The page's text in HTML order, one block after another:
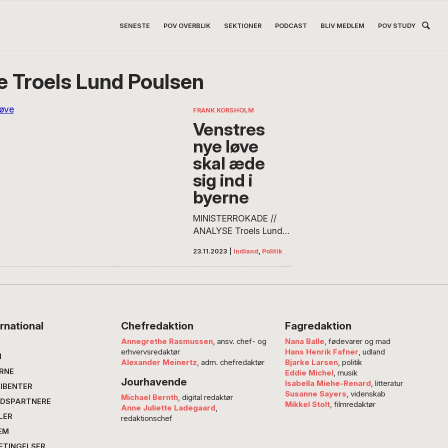
SENESTE POV OVERBLIK SEKTIONER PODCAST BLIV MEDLEM POV STUDY
Troels Lund Poulsen
FRANK KORSHOLM
Venstres
nye løve
skal æde
sig ind i
byerne
MINISTERROKADE //
ANALYSE Troels Lund
første lille sejr i
regeringssamarbejdet
overraskelse i rokaden,
som blev en rokade
inden for Venstres egne
rækker. Venstre skal
med et nyt og større
ministerhold, hvor den
23.11.2023 Indland Politik
Chefredaktion
Annegrethe Rasmussen, ansv. chef- og
erhvervsredaktør
Alexander Meinertz, adm. chefredaktør
Jourhavende
Michael Bernth, digital redaktør
Anne Juliette Ladegaard,
redaktionschef
Fagredaktion
Nana Balle, fødevarer og mad
Hans Henrik Fafner, udland
Bjarke Larsen, politik
Eddie Michel, musik
Isabella Miehe-Renard, litteratur
Susanne Sayers, videnskab
Mikkel Stolt, filmredaktør